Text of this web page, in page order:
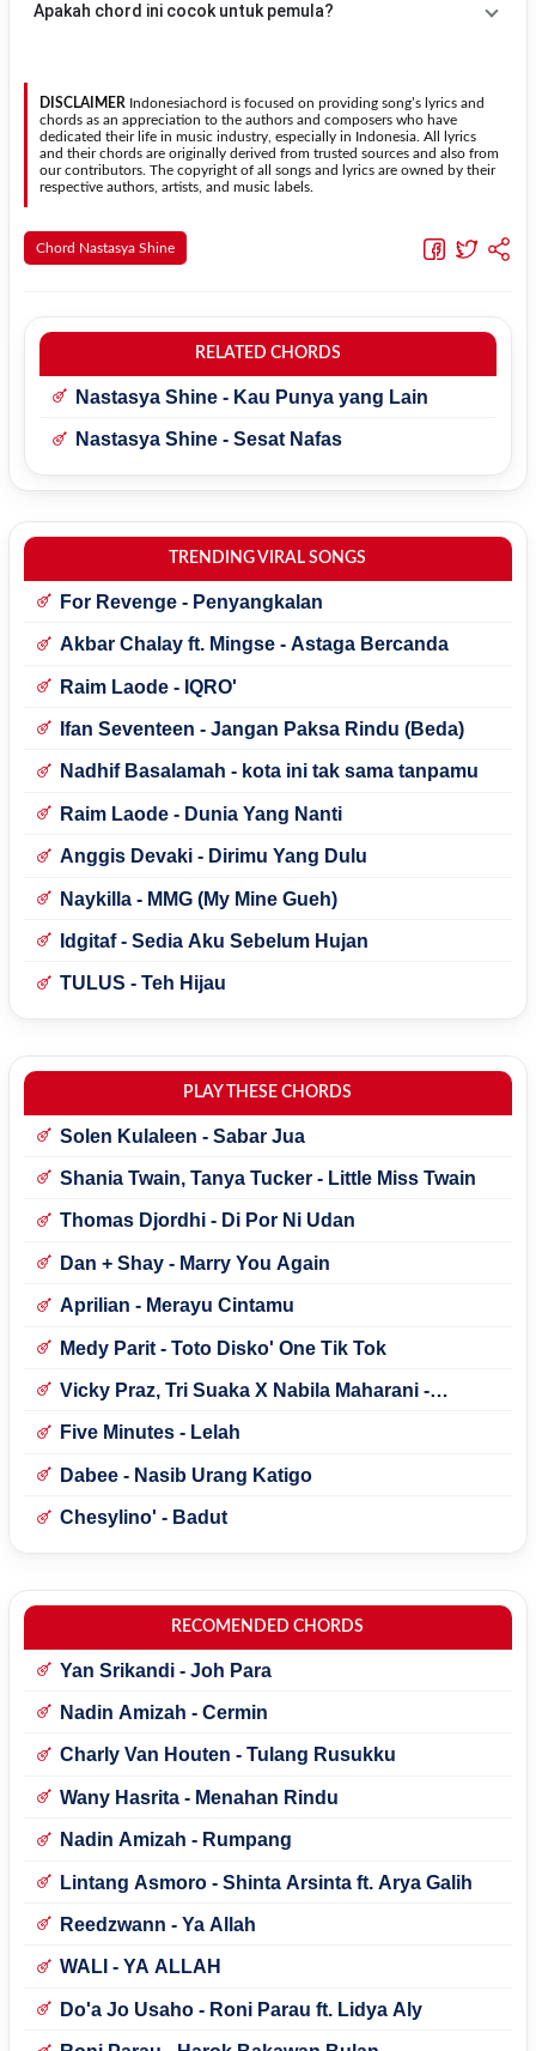
sesuai kebutuhan.
Transpose (bawah)untuk menurunkan nada. Seluruh chord akan
Apakah chord ini cocok untuk pemula?
dipelajari oleh pemula tanpa menghilangkan struktur dasar lagu.
DISCLAIMER Indonesiachord is focused on providing song’s lyrics and
chords as an appreciation to the authors and composers who have
dedicated their life in music industry, especially in Indonesia. All lyrics
and their chords are originally derived from trusted sources and also from
our contributors. The copyright of all songs and lyrics are owned by their
respective authors, artists, and music labels.
Chord Nastasya Shine
RELATED CHORDS
Nastasya Shine - Kau Punya yang Lain
Nastasya Shine - Sesat Nafas
TRENDING VIRAL SONGS
For Revenge - Penyangkalan
Akbar Chalay ft. Mingse - Astaga Bercanda
Raim Laode - IQRO'
Ifan Seventeen - Jangan Paksa Rindu (Beda)
Nadhif Basalamah - kota ini tak sama tanpamu
Raim Laode - Dunia Yang Nanti
Anggis Devaki - Dirimu Yang Dulu
Naykilla - MMG (My Mine Gueh)
Idgitaf - Sedia Aku Sebelum Hujan
TULUS - Teh Hijau
PLAY THESE CHORDS
Solen Kulaleen - Sabar Jua
Shania Twain, Tanya Tucker - Little Miss Twain
Thomas Djordhi - Di Por Ni Udan
Dan + Shay - Marry You Again
Aprilian - Merayu Cintamu
Medy Parit - Toto Disko' One Tik Tok
Vicky Praz, Tri Suaka X Nabila Maharani -
Five Minutes - Lelah
Dabee - Nasib Urang Katigo
Chesylino' - Badut
RECOMENDED CHORDS
Yan Srikandi - Joh Para
Nadin Amizah - Cermin
Charly Van Houten - Tulang Rusukku
Wany Hasrita - Menahan Rindu
Nadin Amizah - Rumpang
Lintang Asmoro - Shinta Arsinta ft. Arya Galih
Reedzwann - Ya Allah
WALI - YA ALLAH
Do'a Jo Usaho - Roni Parau ft. Lidya Aly